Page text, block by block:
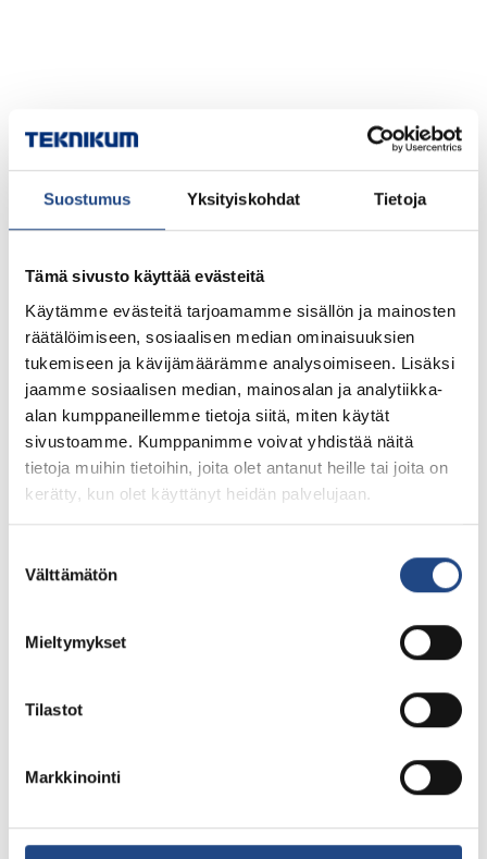
Suostumus Yksityiskohdat Tietoja
Tämä sivusto käyttää evästeitä
Käytämme evästeitä tarjoamamme sisällön ja mainosten
räätälöimiseen, sosiaalisen median ominaisuuksien
tukemiseen ja kävijämäärämme analysoimiseen. Lisäksi
jaamme sosiaalisen median, mainosalan ja analytiikka-
alan kumppaneillemme tietoja siitä, miten käytät
sivustoamme. Kumppanimme voivat yhdistää näitä
tietoja muihin tietoihin, joita olet antanut heille tai joita on
kerätty, kun olet käyttänyt heidän palvelujaan.
valinta
Välttämätön
Mieltymykset
Tilastot
Markkinointi
Rubber company